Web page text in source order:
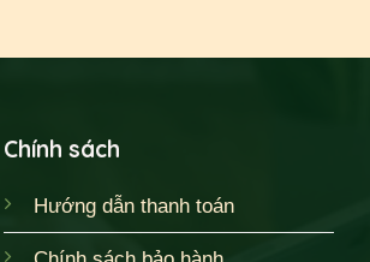
Chính sách
Hướng dẫn thanh toán